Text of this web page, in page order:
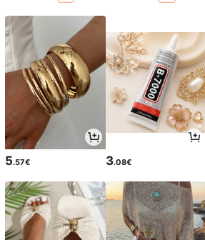
5.57€ 3.08€